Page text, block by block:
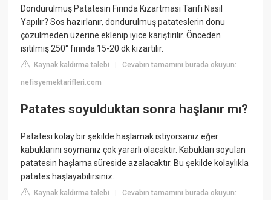
Dondurulmuş Patatesin Fırında Kızartması Tarifi Nasıl
Yapılır? Sos hazırlanır, dondurulmuş patateslerin donu
çözülmeden üzerine eklenip iyice karıştırılır. Önceden
ısıtılmış 250° fırında 15-20 dk kızartılır.
Kaynak kaldırma talebi |Cevabın tamamını burada okuyun:
nefisyemektarifleri.com
Patates soyulduktan sonra haşlanır mı?
Patatesi kolay bir şekilde haşlamak istiyorsanız eğer
kabuklarını soymanız çok yararlı olacaktır. Kabukları soyulan
patatesin haşlama süreside azalacaktır. Bu şekilde kolaylıkla
patates haşlayabilirsiniz.
Kaynak kaldırma talebi |Cevabın tamamını burada okuyun: